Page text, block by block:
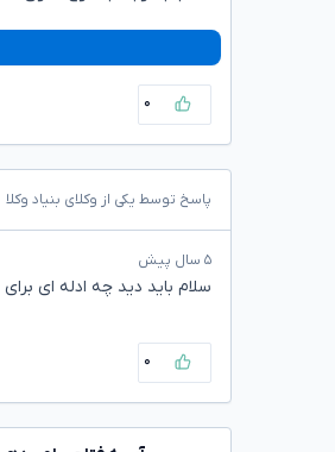
۰
پاسخ توسط یکی از وکلای بنیاد وکلا
۵ سال پیش
سلام باید دید چه ادله ای برای
۰